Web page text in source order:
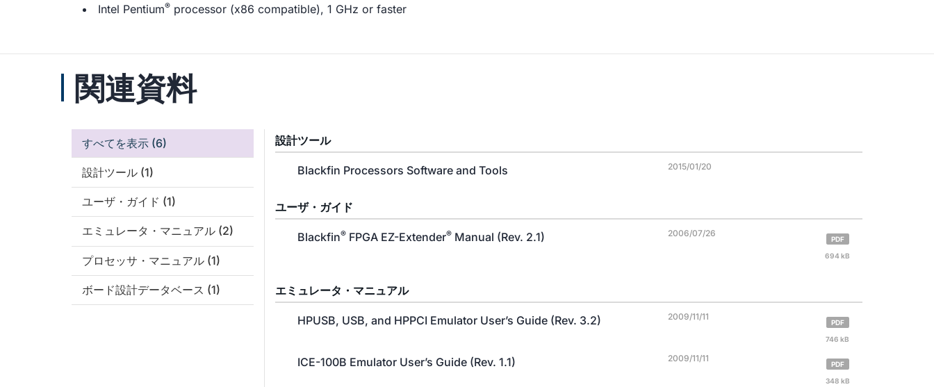
Intel Pentium® processor (x86 compatible), 1 GHz or faster
関連資料
すべてを表示 (6)
設計ツール (1)
ユーザ・ガイド (1)
エミュレータ・マニュアル (2)
プロセッサ・マニュアル (1)
ボード設計データベース (1)
設計ツール
Blackfin Processors Software and Tools 2015/01/20
ユーザ・ガイド
Blackfin® FPGA EZ-Extender® Manual (Rev. 2.1) 2006/07/26
PDF
694 kB
エミュレータ・マニュアル
HPUSB, USB, and HPPCI Emulator User’s Guide (Rev. 3.2) 2009/11/11
PDF
746 kB
ICE-100B Emulator User’s Guide (Rev. 1.1) 2009/11/11
PDF
348 kB